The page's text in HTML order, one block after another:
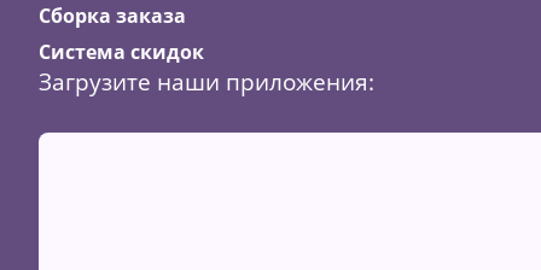
Сборка заказа
Система скидок
Загрузите наши приложения: